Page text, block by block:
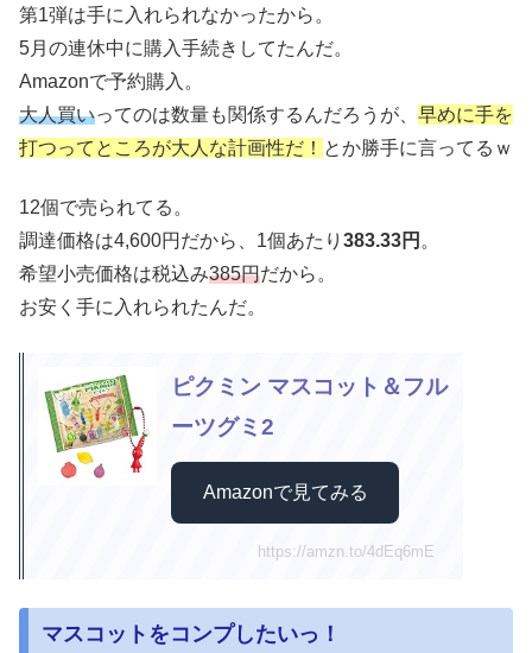
第1弾は手に入れられなかったから。
5月の連休中に購入手続きしてたんだ。
Amazonで予約購入。
大人買いってのは数量も関係するんだろうが、 早めに手を
打つってところが大人な計画性だ！ とか勝手に言ってるｗ
12個で売られてる。
調達価格は4,600円だから、1個あたり 383.33円 。
希望小売価格は税込み385円だから。
お安く手に入れられたんだ。
ピクミン マスコット＆フル
ーツグミ2
Amazonで見てみる
https://amzn.to/4dEq6mE
マスコットをコンプしたいっ！